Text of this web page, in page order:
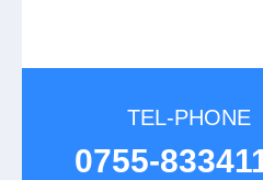
TEL-PHONE
0755-